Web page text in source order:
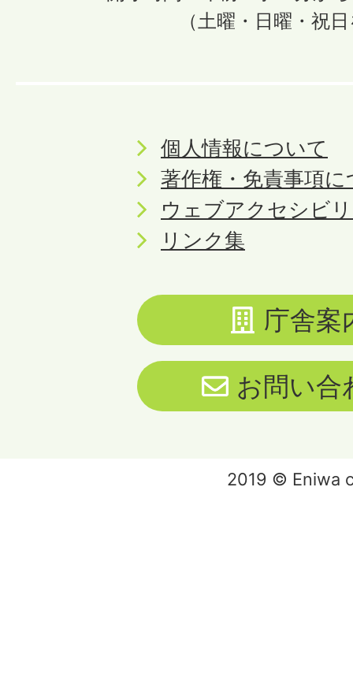
（土曜・日曜・祝
個人情報について
著作権・免責事項
ウェブアクセシビ
リンク集
庁舎案
お問い合
2019 © Eniwa